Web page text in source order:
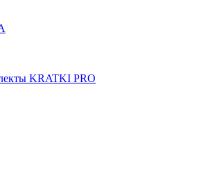
KRATKI PRO